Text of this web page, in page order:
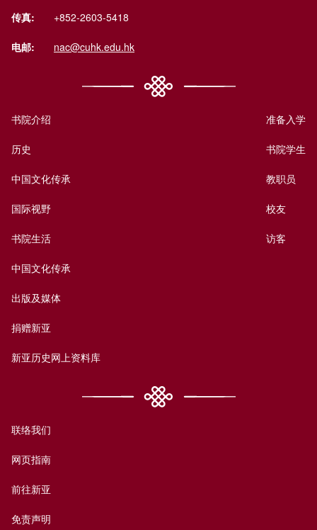
传真: +852-2603-5418
电邮: nac@cuhk.edu.hk
书院介绍
历史
中国文化传承
国际视野
书院生活
中国文化传承
出版及媒体
捐赠新亚
新亚历史网上资料库
准备入学
书院学生
教职员
校友
访客
联络我们
网页指南
前往新亚
免责声明